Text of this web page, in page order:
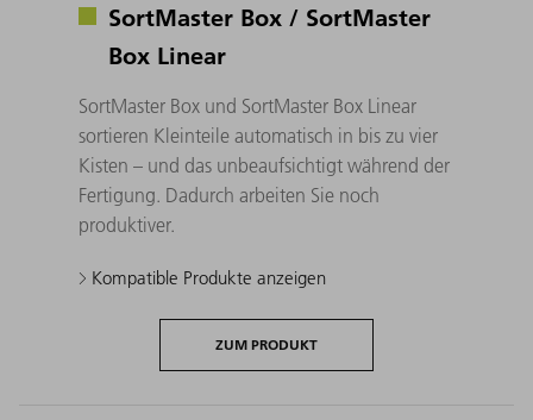
SortMaster Box / SortMaster
Box Linear
SortMaster Box und SortMaster Box Linear
sortieren Kleinteile automatisch in bis zu vier
Kisten – und das unbeaufsichtigt während der
Fertigung. Dadurch arbeiten Sie noch
produktiver.
Kompatible Produkte anzeigen
ZUM PRODUKT